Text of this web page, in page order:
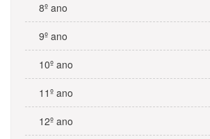
8º ano
9º ano
10º ano
11º ano
12º ano